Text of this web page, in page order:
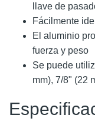
llave de
Fácilmente
El aluminio
fuerza y peso
Se puede
mm), 7/8" (22